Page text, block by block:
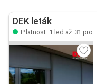
DEK leták
Platnost: 1 led až 31 pro